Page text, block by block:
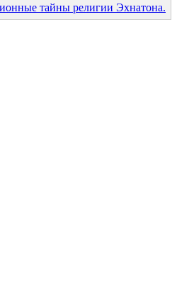
тайны религии Эхнатона.